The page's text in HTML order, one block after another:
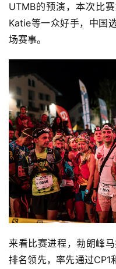
UTMB的预演，本次比
Katie等一众好手，中国
场赛事。
来看比赛进程，勃朗峰
排名领先，率先通过